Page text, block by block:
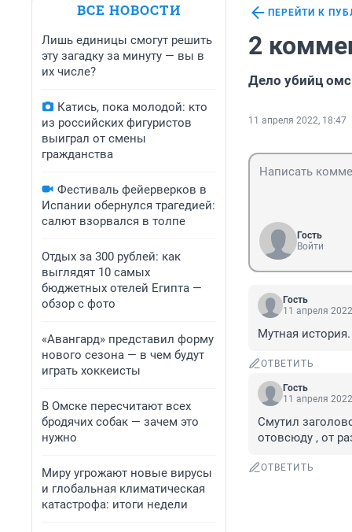
ВСЕ НОВОСТИ
Лишь единицы смогут решить
эту загадку за минуту — вы в
их числе?
Катись, пока молодой: кто
из российских фигуристов
выиграл от смены
гражданства
Фестиваль фейерверков в
Испании обернулся трагедией:
салют взорвался в толпе
Отдых за 300 рублей: как
выглядят 10 самых
бюджетных отелей Египта —
обзор с фото
«Авангард» представил форму
нового сезона — в чем будут
играть хоккеисты
В Омске пересчитают всех
бродячих собак — зачем это
нужно
Миру угрожают новые вирусы
и глобальная климатическая
катастрофа: итоги недели
ПЕРЕЙТИ К
2
Дело убийц
11 апреля 2022, 18:47
Гость
Войти
Гость
11 апреля
Мутная история.
ОТВЕТИТЬ
Гость
11 апреля
Смутил
отовсюду , от
ОТВЕТИТЬ